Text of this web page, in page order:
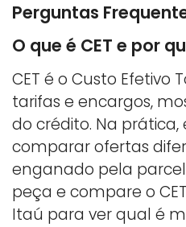
Perguntas
O que é CET e por
CET é o Custo Efetivo
tarifas e encargos,
do crédito. Na
comparar ofertas
enganado pela
peça e compare o
Itaú para ver qual é